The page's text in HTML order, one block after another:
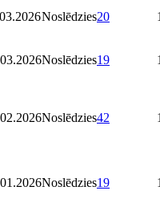
Noslēdzies20
Noslēdzies19
Noslēdzies42
Noslēdzies19